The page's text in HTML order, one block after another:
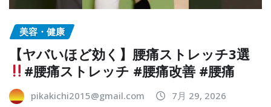
美容・健康
【ヤバいほど効く】腰痛ストレッチ3選
#腰痛ストレッチ #腰痛改善 #腰痛
pikakichi2015@gmail.com 7月 29, 2026